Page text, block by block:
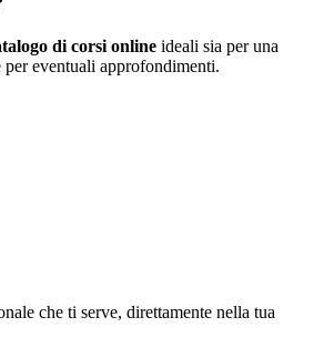
di corsi online ideali sia per una
per eventuali approfondimenti.
che ti serve, direttamente nella tua